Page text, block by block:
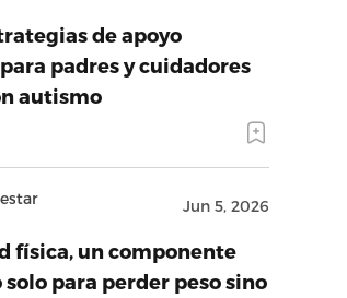
de apoyo
padres y cuidadores
autismo
Jun 5, 2026
física, un componente
solo para perder peso sino